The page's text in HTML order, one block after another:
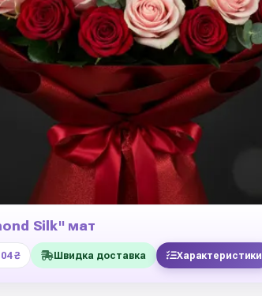
Silk" мат
₴ Швидка доставка Характеристики